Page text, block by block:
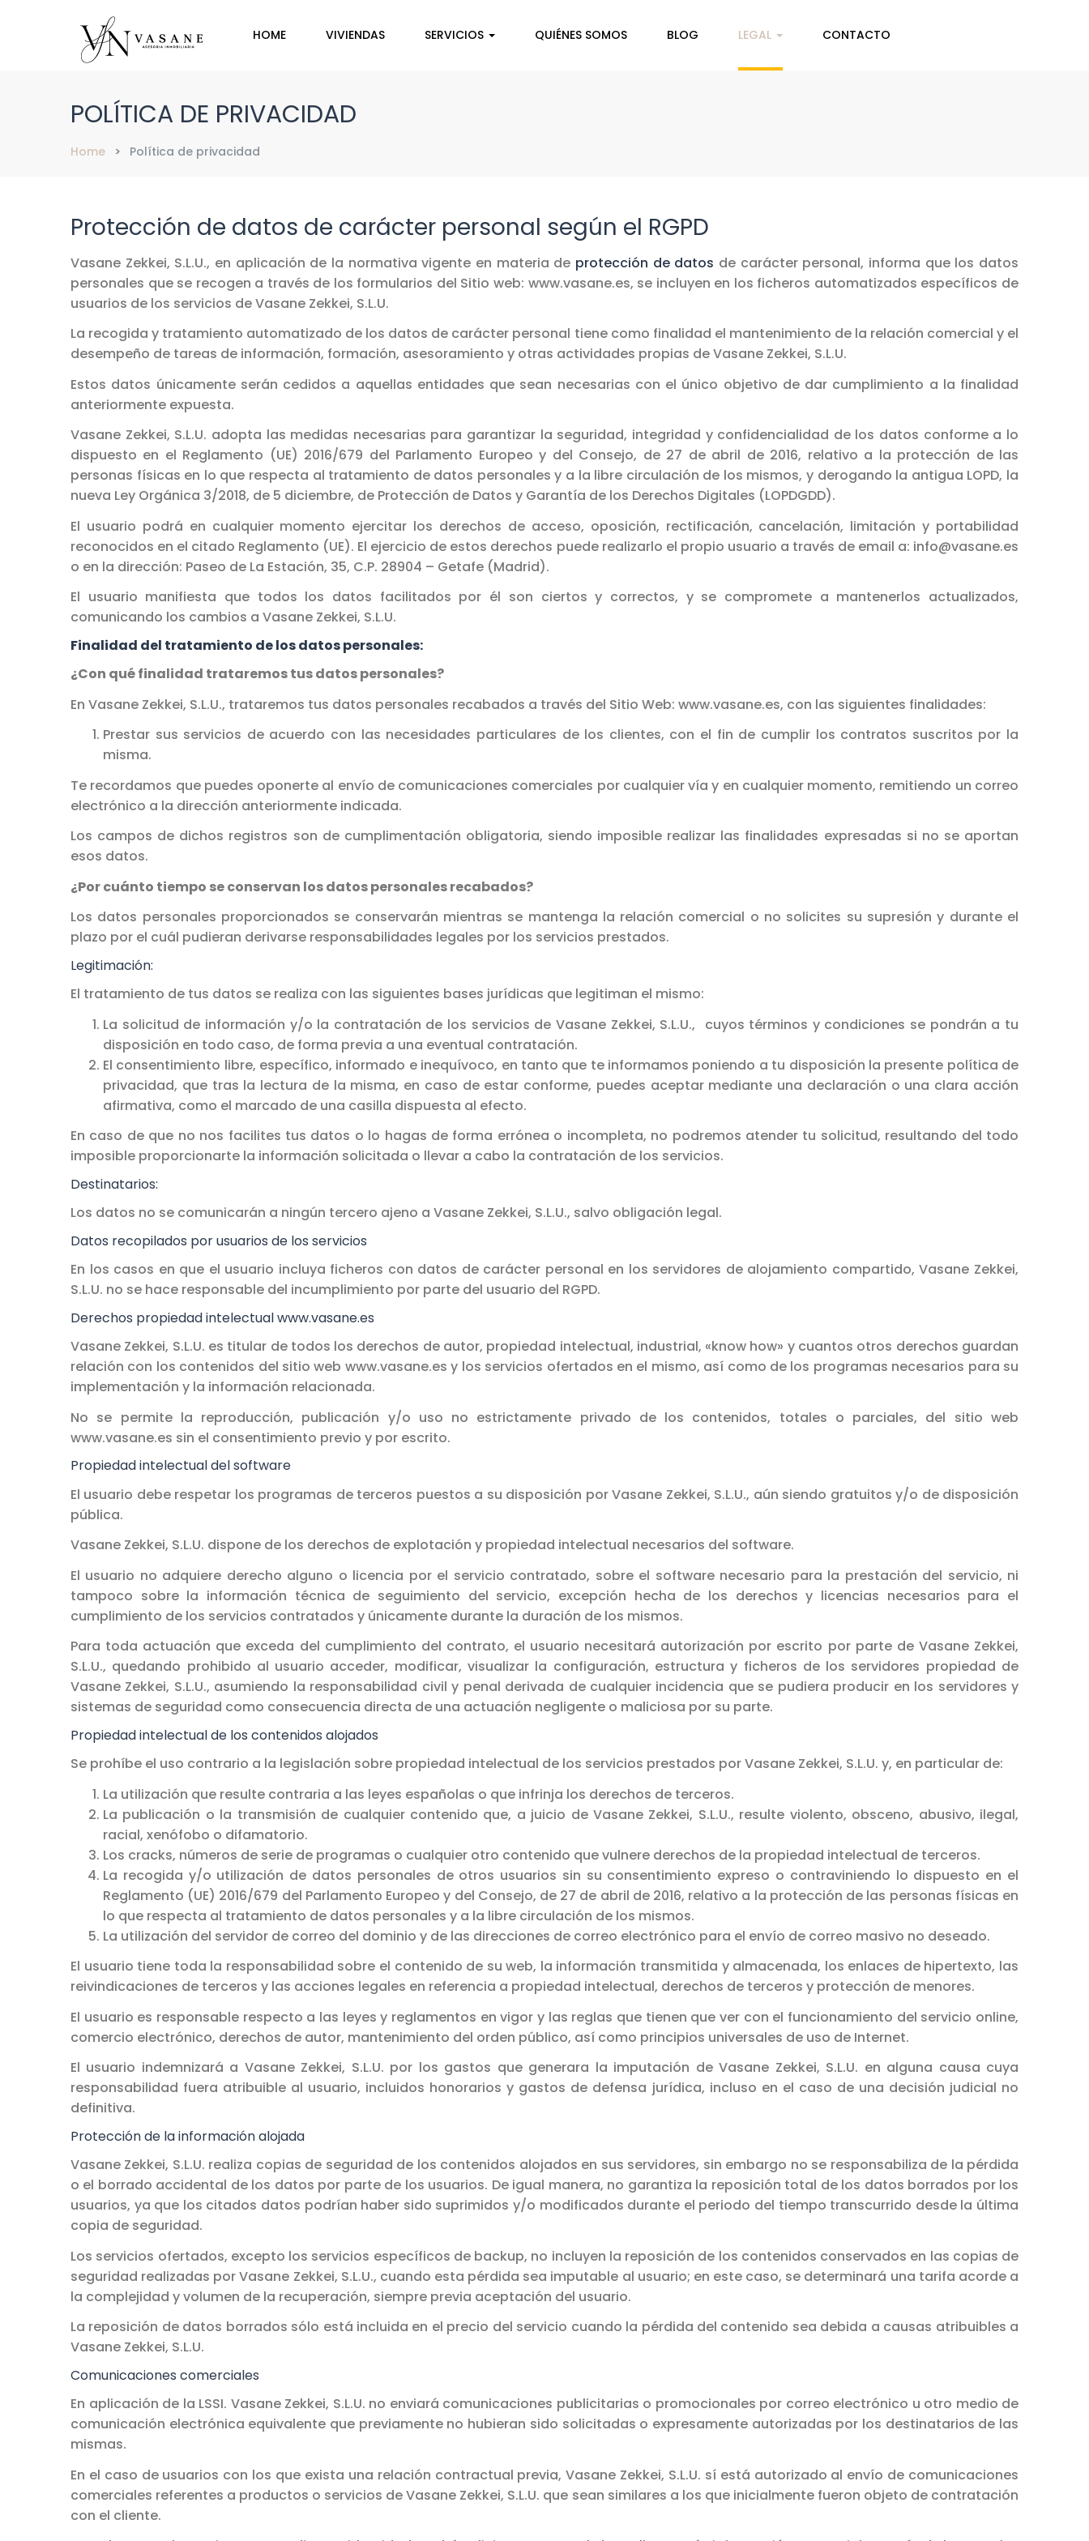
HOME VIVIENDAS SERVICIOS QUIÉNES SOMOS BLOG LEGAL CONTACTO
POLÍTICA DE PRIVACIDAD
Home Política de privacidad
Protección de datos de carácter personal según el RGPD
Vasane Zekkei, S.L.U., en aplicación de la normativa vigente en materia de protección de datos de carácter personal, informa que los datos
personales que se recogen a través de los formularios del Sitio web: www.vasane.es, se incluyen en los ficheros automatizados específicos de
usuarios de los servicios de Vasane Zekkei, S.L.U.
La recogida y tratamiento automatizado de los datos de carácter personal tiene como finalidad el mantenimiento de la relación comercial y el
desempeño de tareas de información, formación, asesoramiento y otras actividades propias de Vasane Zekkei, S.L.U.
Estos datos únicamente serán cedidos a aquellas entidades que sean necesarias con el único objetivo de dar cumplimiento a la finalidad
anteriormente expuesta.
Vasane Zekkei, S.L.U. adopta las medidas necesarias para garantizar la seguridad, integridad y confidencialidad de los datos conforme a lo
dispuesto en el Reglamento (UE) 2016/679 del Parlamento Europeo y del Consejo, de 27 de abril de 2016, relativo a la protección de las
personas físicas en lo que respecta al tratamiento de datos personales y a la libre circulación de los mismos, y derogando la antigua LOPD, la
nueva Ley Orgánica 3/2018, de 5 diciembre, de Protección de Datos y Garantía de los Derechos Digitales (LOPDGDD).
El usuario podrá en cualquier momento ejercitar los derechos de acceso, oposición, rectificación, cancelación, limitación y portabilidad
reconocidos en el citado Reglamento (UE). El ejercicio de estos derechos puede realizarlo el propio usuario a través de email a: info@vasane.es
o en la dirección: Paseo de La Estación, 35, C.P. 28904 – Getafe (Madrid).
El usuario manifiesta que todos los datos facilitados por él son ciertos y correctos, y se compromete a mantenerlos actualizados,
comunicando los cambios a Vasane Zekkei, S.L.U.
Finalidad del tratamiento de los datos personales:
¿Con qué finalidad trataremos tus datos personales?
En Vasane Zekkei, S.L.U., trataremos tus datos personales recabados a través del Sitio Web: www.vasane.es, con las siguientes finalidades:
Prestar sus servicios de acuerdo con las necesidades particulares de los clientes, con el fin de cumplir los contratos suscritos por la
misma.
Te recordamos que puedes oponerte al envío de comunicaciones comerciales por cualquier vía y en cualquier momento, remitiendo un correo
electrónico a la dirección anteriormente indicada.
Los campos de dichos registros son de cumplimentación obligatoria, siendo imposible realizar las finalidades expresadas si no se aportan
esos datos.
¿Por cuánto tiempo se conservan los datos personales recabados?
Los datos personales proporcionados se conservarán mientras se mantenga la relación comercial o no solicites su supresión y durante el
plazo por el cuál pudieran derivarse responsabilidades legales por los servicios prestados.
Legitimación:
El tratamiento de tus datos se realiza con las siguientes bases jurídicas que legitiman el mismo:
La solicitud de información y/o la contratación de los servicios de Vasane Zekkei, S.L.U., cuyos términos y condiciones se pondrán a tu
disposición en todo caso, de forma previa a una eventual contratación.
El consentimiento libre, específico, informado e inequívoco, en tanto que te informamos poniendo a tu disposición la presente política de
privacidad, que tras la lectura de la misma, en caso de estar conforme, puedes aceptar mediante una declaración o una clara acción
afirmativa, como el marcado de una casilla dispuesta al efecto.
En caso de que no nos facilites tus datos o lo hagas de forma errónea o incompleta, no podremos atender tu solicitud, resultando del todo
imposible proporcionarte la información solicitada o llevar a cabo la contratación de los servicios.
Destinatarios:
Los datos no se comunicarán a ningún tercero ajeno a Vasane Zekkei, S.L.U., salvo obligación legal.
Datos recopilados por usuarios de los servicios
En los casos en que el usuario incluya ficheros con datos de carácter personal en los servidores de alojamiento compartido, Vasane Zekkei,
S.L.U. no se hace responsable del incumplimiento por parte del usuario del RGPD.
Derechos propiedad intelectual www.vasane.es
Vasane Zekkei, S.L.U. es titular de todos los derechos de autor, propiedad intelectual, industrial, «know how» y cuantos otros derechos guardan
relación con los contenidos del sitio web www.vasane.es y los servicios ofertados en el mismo, así como de los programas necesarios para su
implementación y la información relacionada.
No se permite la reproducción, publicación y/o uso no estrictamente privado de los contenidos, totales o parciales, del sitio web
www.vasane.es sin el consentimiento previo y por escrito.
Propiedad intelectual del software
El usuario debe respetar los programas de terceros puestos a su disposición por Vasane Zekkei, S.L.U., aún siendo gratuitos y/o de disposición
pública.
Vasane Zekkei, S.L.U. dispone de los derechos de explotación y propiedad intelectual necesarios del software.
El usuario no adquiere derecho alguno o licencia por el servicio contratado, sobre el software necesario para la prestación del servicio, ni
tampoco sobre la información técnica de seguimiento del servicio, excepción hecha de los derechos y licencias necesarios para el
cumplimiento de los servicios contratados y únicamente durante la duración de los mismos.
Para toda actuación que exceda del cumplimiento del contrato, el usuario necesitará autorización por escrito por parte de Vasane Zekkei,
S.L.U., quedando prohibido al usuario acceder, modificar, visualizar la configuración, estructura y ficheros de los servidores propiedad de
Vasane Zekkei, S.L.U., asumiendo la responsabilidad civil y penal derivada de cualquier incidencia que se pudiera producir en los servidores y
sistemas de seguridad como consecuencia directa de una actuación negligente o maliciosa por su parte.
Propiedad intelectual de los contenidos alojados
Se prohíbe el uso contrario a la legislación sobre propiedad intelectual de los servicios prestados por Vasane Zekkei, S.L.U. y, en particular de:
La utilización que resulte contraria a las leyes españolas o que infrinja los derechos de terceros.
La publicación o la transmisión de cualquier contenido que, a juicio de Vasane Zekkei, S.L.U., resulte violento, obsceno, abusivo, ilegal,
racial, xenófobo o difamatorio.
Los cracks, números de serie de programas o cualquier otro contenido que vulnere derechos de la propiedad intelectual de terceros.
La recogida y/o utilización de datos personales de otros usuarios sin su consentimiento expreso o contraviniendo lo dispuesto en el
Reglamento (UE) 2016/679 del Parlamento Europeo y del Consejo, de 27 de abril de 2016, relativo a la protección de las personas físicas en
lo que respecta al tratamiento de datos personales y a la libre circulación de los mismos.
La utilización del servidor de correo del dominio y de las direcciones de correo electrónico para el envío de correo masivo no deseado.
El usuario tiene toda la responsabilidad sobre el contenido de su web, la información transmitida y almacenada, los enlaces de hipertexto, las
reivindicaciones de terceros y las acciones legales en referencia a propiedad intelectual, derechos de terceros y protección de menores.
El usuario es responsable respecto a las leyes y reglamentos en vigor y las reglas que tienen que ver con el funcionamiento del servicio online,
comercio electrónico, derechos de autor, mantenimiento del orden público, así como principios universales de uso de Internet.
El usuario indemnizará a Vasane Zekkei, S.L.U. por los gastos que generara la imputación de Vasane Zekkei, S.L.U. en alguna causa cuya
responsabilidad fuera atribuible al usuario, incluidos honorarios y gastos de defensa jurídica, incluso en el caso de una decisión judicial no
definitiva.
Protección de la información alojada
Vasane Zekkei, S.L.U. realiza copias de seguridad de los contenidos alojados en sus servidores, sin embargo no se responsabiliza de la pérdida
o el borrado accidental de los datos por parte de los usuarios. De igual manera, no garantiza la reposición total de los datos borrados por los
usuarios, ya que los citados datos podrían haber sido suprimidos y/o modificados durante el periodo del tiempo transcurrido desde la última
copia de seguridad.
Los servicios ofertados, excepto los servicios específicos de backup, no incluyen la reposición de los contenidos conservados en las copias de
seguridad realizadas por Vasane Zekkei, S.L.U., cuando esta pérdida sea imputable al usuario; en este caso, se determinará una tarifa acorde a
la complejidad y volumen de la recuperación, siempre previa aceptación del usuario.
La reposición de datos borrados sólo está incluida en el precio del servicio cuando la pérdida del contenido sea debida a causas atribuibles a
Vasane Zekkei, S.L.U.
Comunicaciones comerciales
En aplicación de la LSSI. Vasane Zekkei, S.L.U. no enviará comunicaciones publicitarias o promocionales por correo electrónico u otro medio de
comunicación electrónica equivalente que previamente no hubieran sido solicitadas o expresamente autorizadas por los destinatarios de las
mismas.
En el caso de usuarios con los que exista una relación contractual previa, Vasane Zekkei, S.L.U. sí está autorizado al envío de comunicaciones
comerciales referentes a productos o servicios de Vasane Zekkei, S.L.U. que sean similares a los que inicialmente fueron objeto de contratación
con el cliente.